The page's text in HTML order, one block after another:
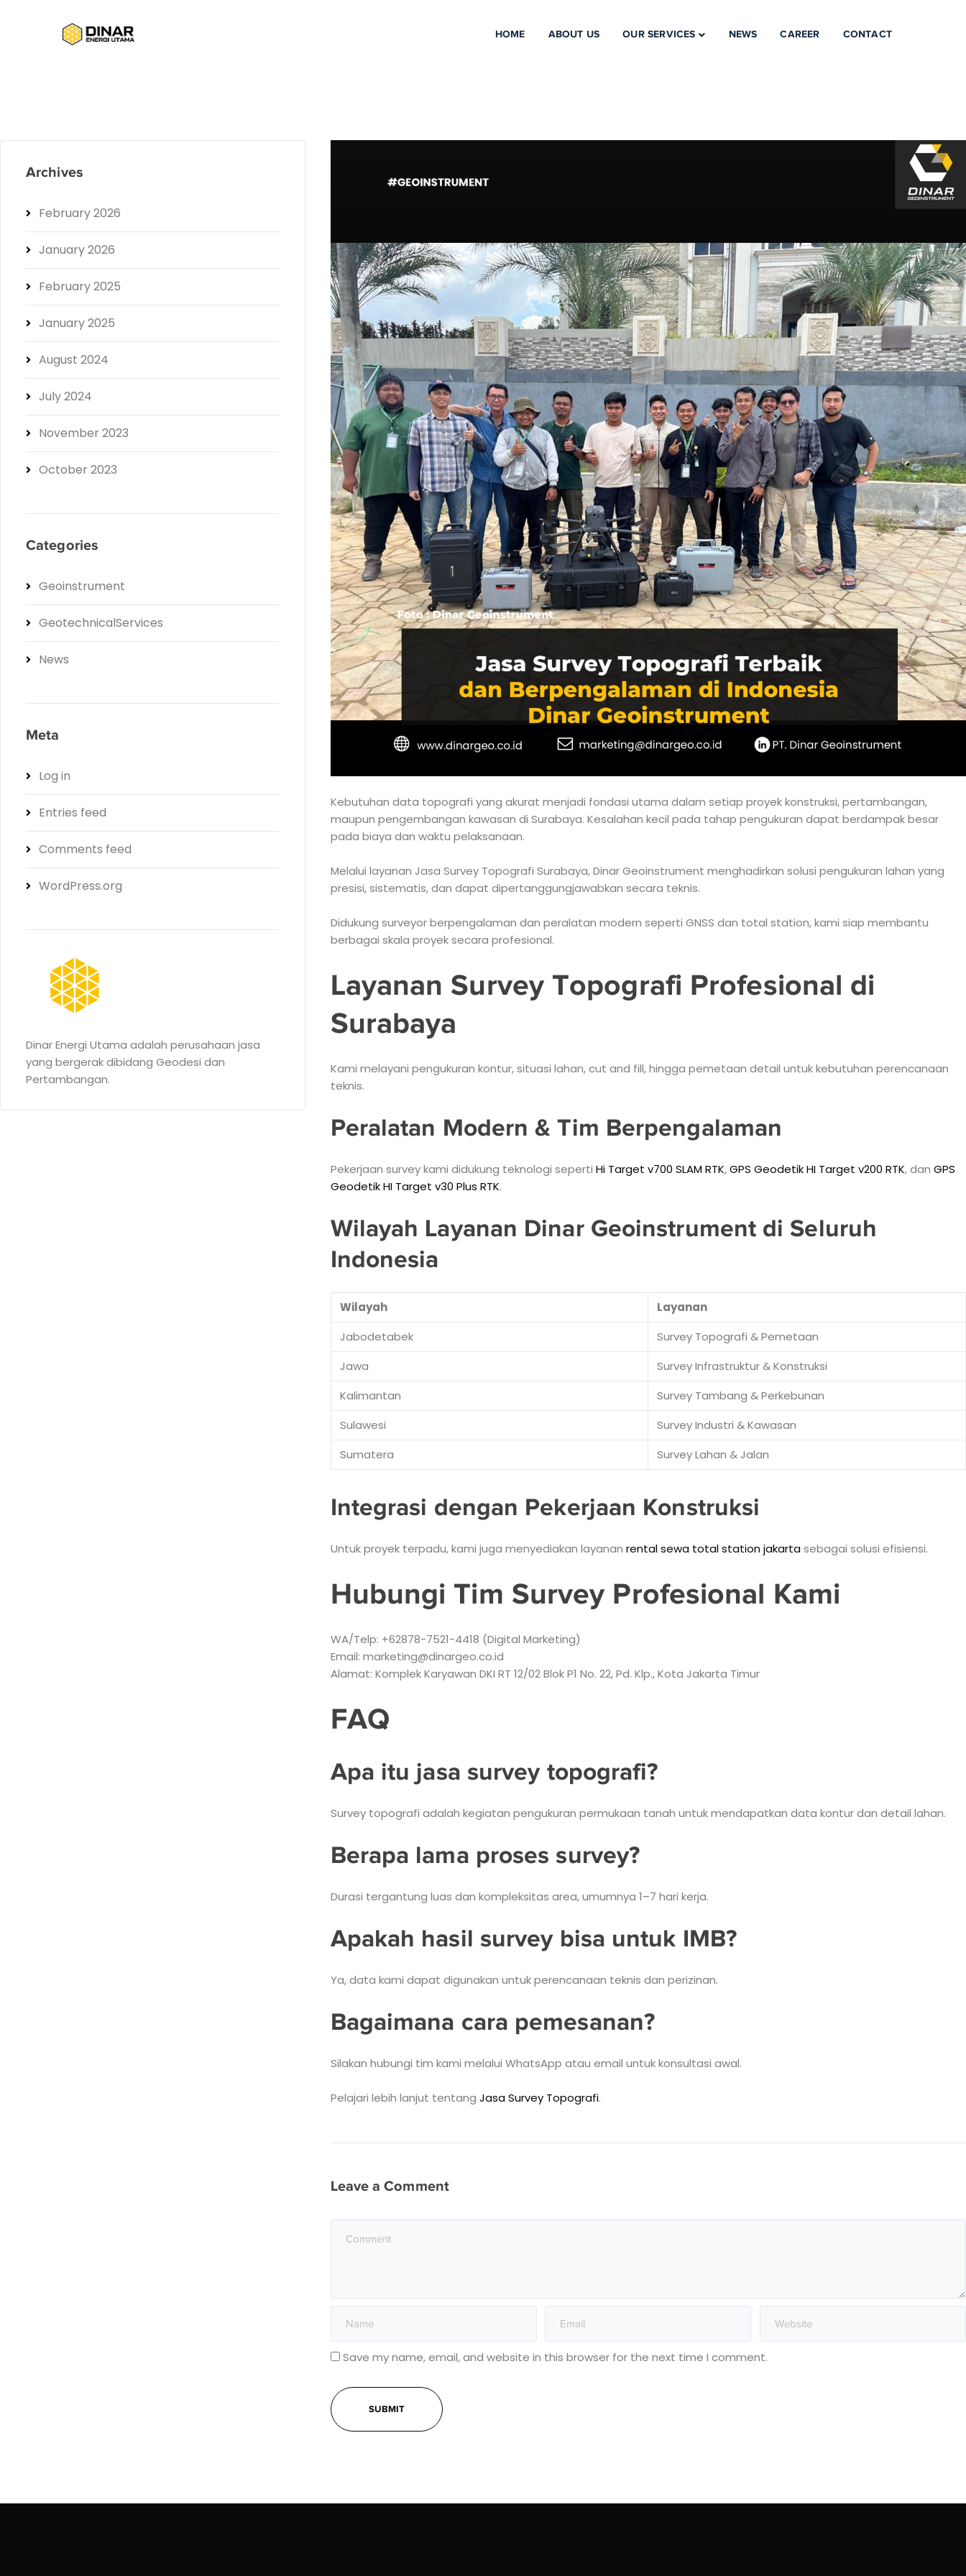
HOME ABOUT US OUR SERVICES NEWS CAREER CONTACT
Kebutuhan data topografi yang akurat menjadi fondasi utama dalam setiap proyek konstruksi, pertambangan,
maupun pengembangan kawasan di Surabaya. Kesalahan kecil pada tahap pengukuran dapat berdampak besar
pada biaya dan waktu pelaksanaan.
Melalui layanan Jasa Survey Topografi Surabaya, Dinar Geoinstrument menghadirkan solusi pengukuran lahan yang
presisi, sistematis, dan dapat dipertanggungjawabkan secara teknis.
Didukung surveyor berpengalaman dan peralatan modern seperti GNSS dan total station, kami siap membantu
berbagai skala proyek secara profesional.
Layanan Survey Topografi Profesional di
Surabaya
Kami melayani pengukuran kontur, situasi lahan, cut and fill, hingga pemetaan detail untuk kebutuhan perencanaan
teknis.
Peralatan Modern & Tim Berpengalaman
Pekerjaan survey kami didukung teknologi seperti Hi Target v700 SLAM RTK,GPS Geodetik HI Target v200 RTK, dan GPS
Geodetik HI Target v30 Plus RTK.
Wilayah Layanan Dinar Geoinstrument di Seluruh
Indonesia
Wilayah
Layanan
Jabodetabek
Survey Topografi & Pemetaan
Jawa
Survey Infrastruktur & Konstruksi
Kalimantan
Survey Tambang & Perkebunan
Sulawesi
Survey Industri & Kawasan
Sumatera
Survey Lahan & Jalan
Integrasi dengan Pekerjaan Konstruksi
Untuk proyek terpadu, kami juga menyediakan layanan rental sewa total station jakartasebagai solusi efisiensi.
Hubungi Tim Survey Profesional Kami
WA/Telp: +62878-7521-4418 (Digital Marketing)
Email: marketing@dinargeo.co.id
Alamat: Komplek Karyawan DKI RT 12/02 Blok P1 No. 22, Pd. Klp., Kota Jakarta Timur
FAQ
Apa itu jasa survey topografi?
Survey topografi adalah kegiatan pengukuran permukaan tanah untuk mendapatkan data kontur dan detail lahan.
Berapa lama proses survey?
Durasi tergantung luas dan kompleksitas area, umumnya 1–7 hari kerja.
Apakah hasil survey bisa untuk IMB?
Ya, data kami dapat digunakan untuk perencanaan teknis dan perizinan.
Bagaimana cara pemesanan?
Silakan hubungi tim kami melalui WhatsApp atau email untuk konsultasi awal.
Pelajari lebih lanjut tentang Jasa Survey Topografi.
Leave a Comment
Save my name, email, and website in this browser for the next time I comment.
Archives
February 2026
January 2026
February 2025
January 2025
August 2024
July 2024
November 2023
October 2023
Categories
Geoinstrument
GeotechnicalServices
News
Meta
Log in
Entries feed
Comments feed
WordPress.org
Dinar Energi Utama adalah perusahaan jasa
yang bergerak dibidang Geodesi dan
Pertambangan.